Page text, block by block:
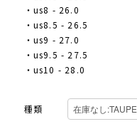
・us8 - 26.0
・us8.5 - 26.5
・us9 - 27.0
・us9.5 - 27.5
・us10 - 28.0
種類